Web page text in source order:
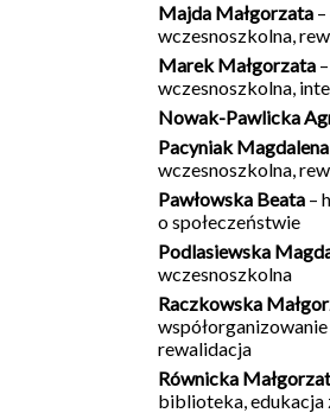
Majda Małgorzata
wczesnoszkolna,
Marek Małgorzata
wczesnoszkolna,
Nowak-Pawlicka
Pacyniak Magdalena
wczesnoszkolna,
Pawłowska Beata –
o społeczeństwie
Podlasiewska
wczesnoszkolna
Raczkowska
rewalidacja
Równicka
biblioteka,